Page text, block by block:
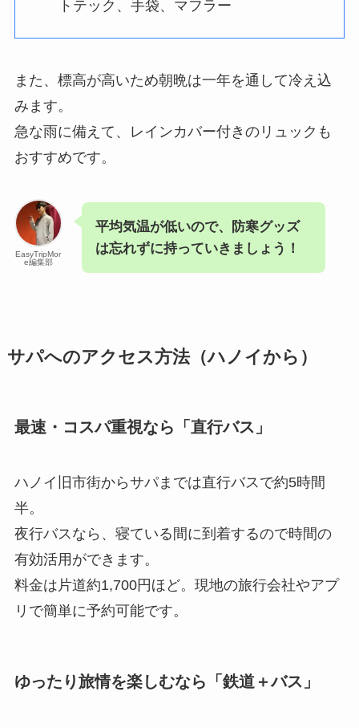
トテック、手袋、マフラー
また、標高が高いため朝晩は一年を通して冷え込
みます。
急な雨に備えて、レインカバー付きのリュックも
おすすめです。
EasyTripMor
e編集部
平均気温が低いので、防寒グッズ
は忘れずに持っていきましょう！
サパへのアクセス方法（ハノイから）
最速・コスパ重視なら「直行バス」
ハノイ旧市街からサパまでは直行バスで約5時間
半。
夜行バスなら、寝ている間に到着するので時間の
有効活用ができます。
料金は片道約1,700円ほど。現地の旅行会社やアプ
リで簡単に予約可能です。
ゆったり旅情を楽しむなら「鉄道＋バス」